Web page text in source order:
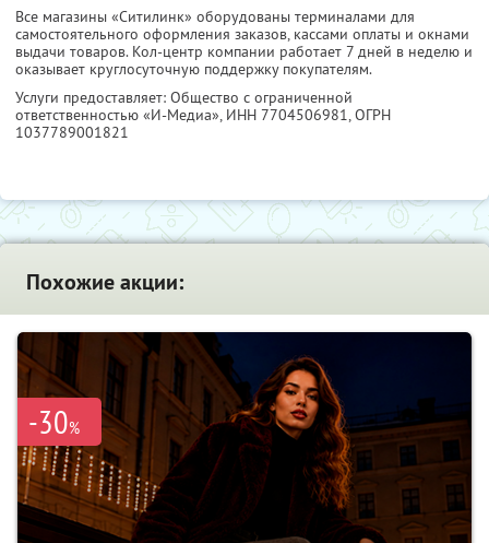
Все магазины «Ситилинк» оборудованы терминалами для
самостоятельного оформления заказов, кассами оплаты и окнами
выдачи товаров. Кол-центр компании работает 7 дней в неделю и
оказывает круглосуточную поддержку покупателям.
Услуги предоставляет: Общество с ограниченной
ответственностью «И-Медиа», ИНН 7704506981, ОГРН
1037789001821
Похожие акции:
-30%